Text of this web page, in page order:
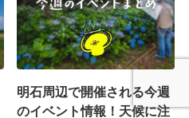
明石周辺で開催される今週
のイベント情報！天候に注